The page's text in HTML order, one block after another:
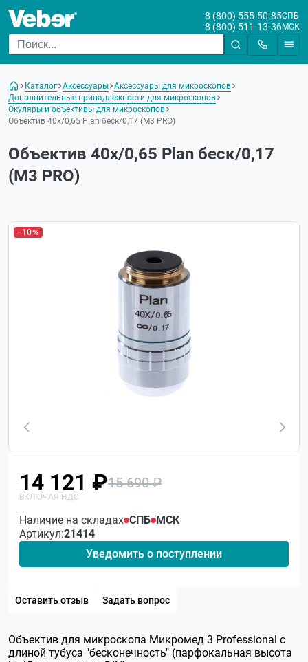
8 (800) 555-50-85СПБ
8 (800) 511-13-36МСК
Каталог Аксессуары Аксессуары для микроскопов
Дополнительные принадлежности для микроскопов
Окуляры и объективы для микроскопов
Объектив 40х/0,65 Plan беск/0,17 (М3 PRO)
Объектив 40х/0,65 Plan беск/0,17
(М3 PRO)
–10
14 121 ₽15 690 ₽
Наличие на складах СПБ МСК
Артикул:21414
Уведомить о поступлении
Оставить отзыв Задать вопрос
Объектив для микроскопа Микромед 3 Professional с
длиной тубуса "бесконечность" (парфокальная высота